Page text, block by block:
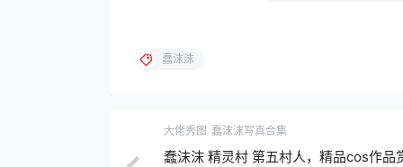
蠢沫沫
大佬秀图 蠢沫沫写真合集
蠢沫沫 精灵村 第五村人，精品cos作品